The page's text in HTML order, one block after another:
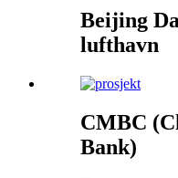
Beijing
lufthavn
CMBC
Bank)